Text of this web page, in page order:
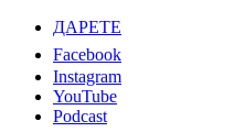
ДАРЕТЕ
Facebook
Instagram
YouTube
Podcast